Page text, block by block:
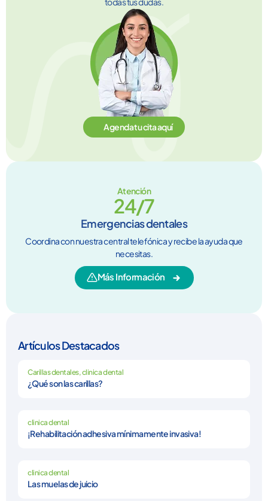
Agenda tu cita aquí
Atención
24/7
Emergencias dentales
Coordina con nuestra central telefónica y recibe la ayuda que
necesitas.
Más Información
Artículos Destacados
Carillas dentales,clinica dental
¿Qué son las carillas?
clinica dental
¡Rehabilitación adhesiva mínimamente invasiva!
clinica dental
Las muelas de juicio